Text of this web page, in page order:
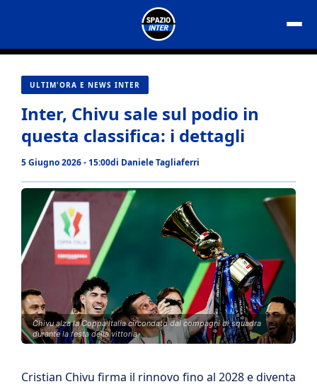
contenuto
ULTIM'ORA E NEWS INTER
Inter, Chivu sale sul podio in
questa classifica: i dettagli
5 Giugno 2026 - 15:00di Daniele Tagliaferri
Chivu alza la Coppa Italia circondato dai compagni di squadra
durante la festa della vittoria
Cristian Chivu firma il rinnovo fino al 2028 e diventa